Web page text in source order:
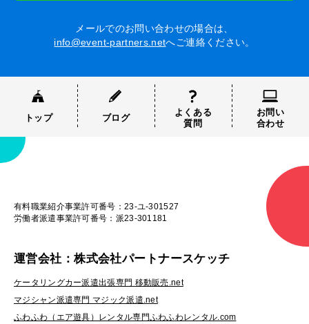
メールでのお問い合わせの場合は、
info@event-partners.netへご連絡ください。
トップ ブログ
よくある
質問
お問い
合わせ
有料職業紹介事業許可番号：23-ユ-301527
労働者派遣事業許可番号：派23-301181
運営会社：株式会社パートナースケッチ
ケータリングカー派遣出張専門 移動販売.net
マジシャン派遣専門 マジック派遣.net
ふわふわ（エア遊具）レンタル専門ふわふわレンタル.com